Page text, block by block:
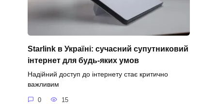
Starlink в Україні: сучасний супутниковий
інтернет для будь-яких умов
Надійний доступ до інтернету стає критично
важливим
0 15